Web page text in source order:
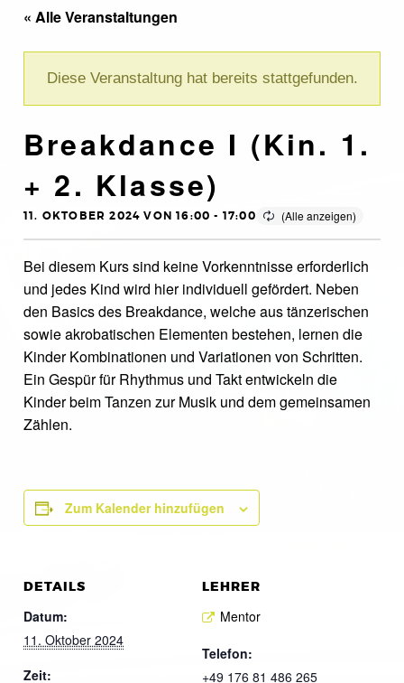
« Alle Veranstaltungen
Diese Veranstaltung hat bereits stattgefunden.
Breakdance I (Kin. 1.
+ 2. Klasse)
11. OKTOBER 2024 VON 16:00 - 17:00
Bei diesem Kurs sind keine Vorkenntnisse erforderlich
und jedes Kind wird hier individuell gefördert. Neben
den Basics des Breakdance, welche aus tänzerischen
sowie akrobatischen Elementen bestehen, lernen die
Kinder Kombinationen und Variationen von Schritten.
Ein Gespür für Rhythmus und Takt entwickeln die
Kinder beim Tanzen zur Musik und dem gemeinsamen
Zählen.
Zum Kalender hinzufügen
DETAILS
Datum:
11. Oktober 2024
Zeit:
LEHRER
Mentor
Telefon:
+49 176 81 486 265